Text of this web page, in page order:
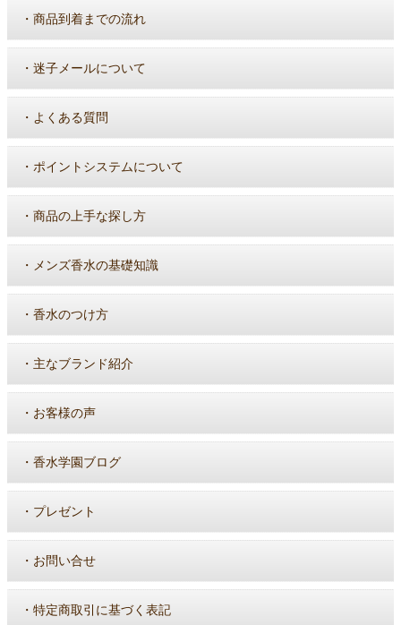
・ 商品到着までの流れ
・ 迷子メールについて
・ よくある質問
・ ポイントシステムについて
・ 商品の上手な探し方
・ メンズ香水の基礎知識
・ 香水のつけ方
・ 主なブランド紹介
・ お客様の声
・ 香水学園ブログ
・ プレゼント
・ お問い合せ
・ 特定商取引に基づく表記